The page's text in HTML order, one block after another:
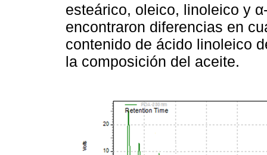
esteárico, oleico, linoleico y
encontraron diferencias en
contenido de ácido linoleico
la composición del aceite.